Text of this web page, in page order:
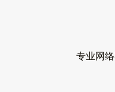
专业网